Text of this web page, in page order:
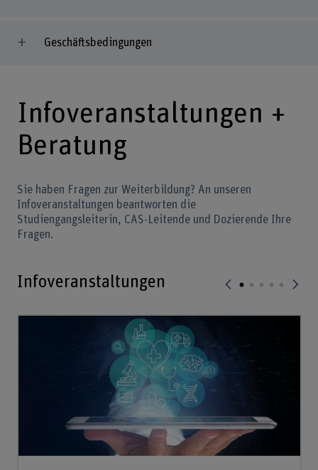
Geschäftsbedingungen
Infoveranstaltungen +
Beratung
Sie haben Fragen zur Weiterbildung? An unseren
Infoveranstaltungen beantworten die
Studiengangsleiterin, CAS-Leitende und Dozierende Ihre
Fragen.
Infoveranstaltungen